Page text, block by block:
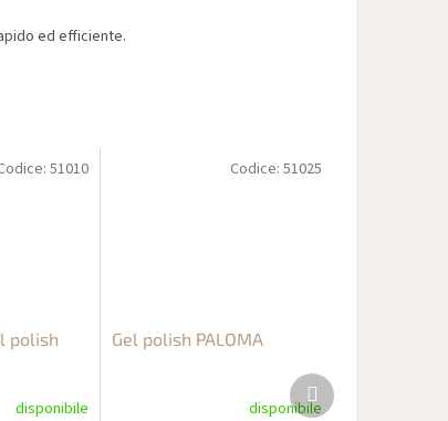
ed efficiente.
polish
disponibile
51010
Gel polish PALOMA
disponibile
Codice: 51025
Prodotto
successivo